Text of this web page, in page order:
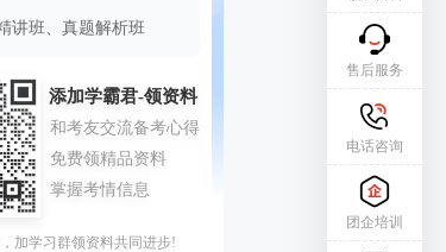
讲班、真题解析班
加学习群领资料共同进步!
售后服务
电话咨询
团企培训